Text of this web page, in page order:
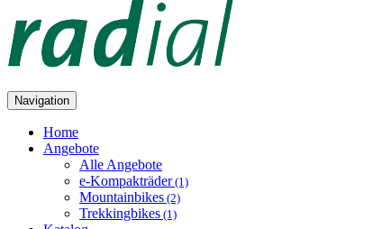
Navigation
Home
Angebote
Alle Angebote
e-Kompakträder(1)
Mountainbikes (2)
Trekkingbikes (1)